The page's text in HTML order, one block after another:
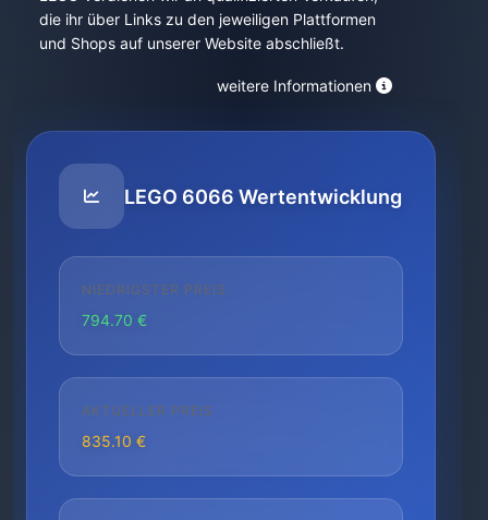
die ihr über Links zu den jeweiligen Plattformen
und Shops auf unserer Website abschließt.
weitere Informationen
LEGO 6066 Wertentwicklung
NIEDRIGSTER PREIS
794.70 €
AKTUELLER PREIS
835.10 €